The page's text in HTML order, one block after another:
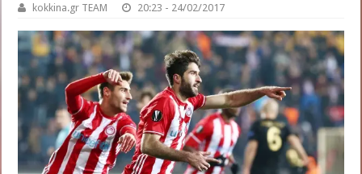
kokkina.gr TEAM 20:23 - 24/02/2017